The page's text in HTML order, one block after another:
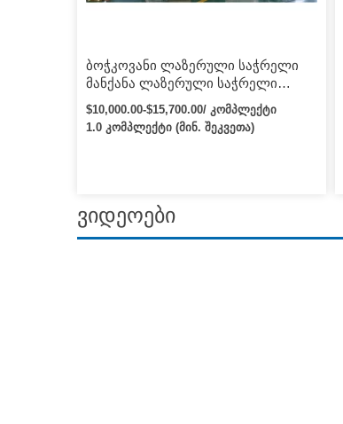
ბოჭკოვანი ლაზერული საჭრელი
მანქანა ლაზერული საჭრელი
მანქანა 12000w 12000W ბოჭკოვანი
CNC ავტომატური ქსოვილისა და
ტყავის ლაზერული მარკირების
$10,000.00-$15,700.00/ კომპლექტი
1.0 კომპლექტი (მინ. შეკვეთა)
ვიდეოები